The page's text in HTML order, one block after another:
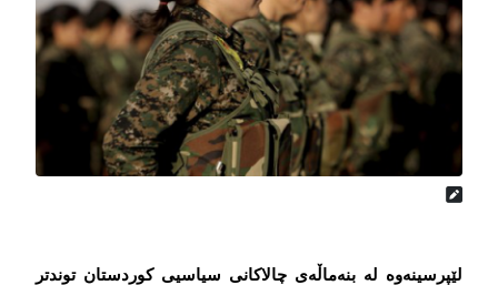
لێپرسینەوە لە بنەماڵەی چالاکانی سیاسیی کوردستان توندتر